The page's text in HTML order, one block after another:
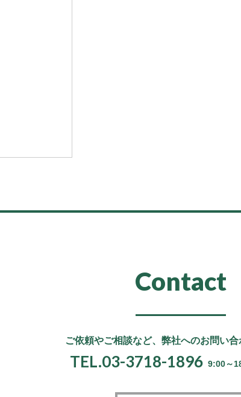
Contact
ご依頼やご相談など、 弊社へのお問い合
TEL.03-3718-1896 9:00～